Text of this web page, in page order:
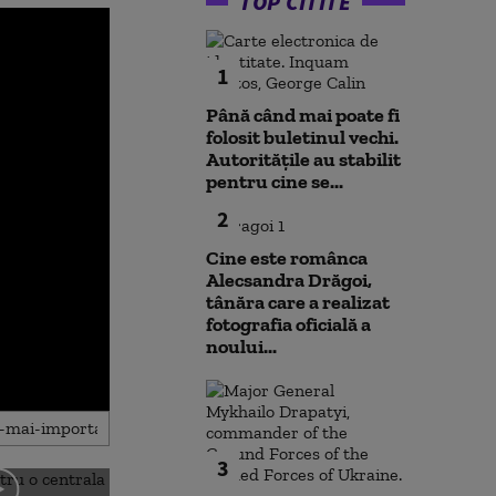
1
Până când mai poate fi
folosit buletinul vechi.
Autoritățile au stabilit
pentru cine se...
2
Cine este românca
Alecsandra Drăgoi,
tânăra care a realizat
fotografia oficială a
noului...
3